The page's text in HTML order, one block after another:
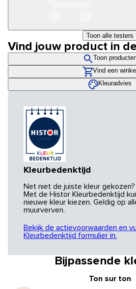
Toon alle testers
Vind jouw product in
Toon
Vind een winkel
Kleuradvies
Kleurbedenktijd
Net niet de juiste kleur
Met de Histor Kleurbedenktijd
nieuwe kleur kiezen. Geldig op
muurverven.
Bekijk de actievoorwaarden en
Kleurbedenktijd formulier in.
Bijpassende
Ton sur ton